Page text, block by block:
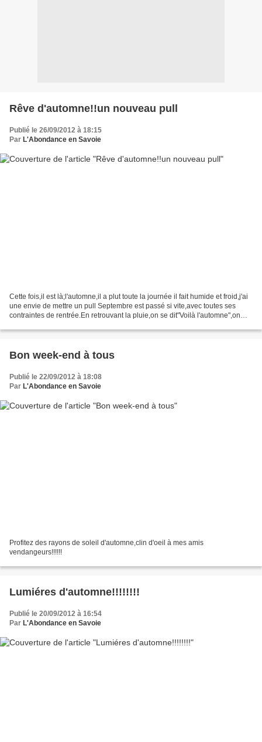
Rêve d'automne!!un nouveau pull
Publié le 26/09/2012 à 18:15
Par L'Abondance en Savoie
Cette fois,il est là;l'automne,il a plut toute la journée il fait humide et froid,j'ai
une envie de mettre un pull Septembre est passé si vite,avec toutes ses
contraintes de rentrée.En retrouvant la pluie,on se dit"Voilà l'automne",on
Bon week-end à tous
Publié le 22/09/2012 à 18:08
Par L'Abondance en Savoie
Profitez des rayons de soleil d'automne,clin d'oeil à mes amis
vendangeurs!!!!!!
Lumiéres d'automne!!!!!!!!
Publié le 20/09/2012 à 16:54
Par L'Abondance en Savoie